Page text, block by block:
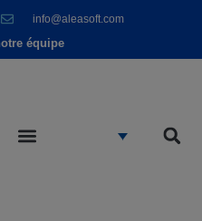
info@aleasoft.com
équipe